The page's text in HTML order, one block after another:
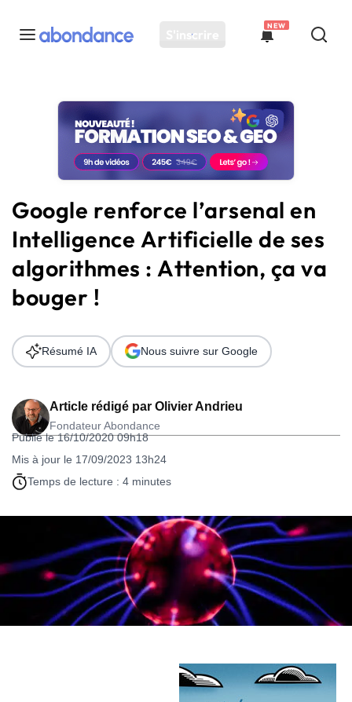
S'inscrire
NEW
Toutes les actus
Actus SEO
Plateforme
Solutions
Ressources
Audit SEO
Google renforce l’arsenal en
Intelligence Artificielle de ses
algorithmes : Attention, ça va
bouger !
Article rédigé par Olivier Andrieu
Fondateur Abondance
Publié le 16/10/2020 09h18
Mis à jour le 17/09/2023 13h24
Temps de lecture : 4 minutes
Résumé IA Nous suivre sur Google